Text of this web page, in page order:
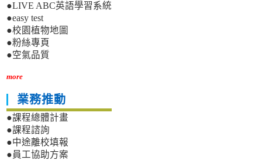
●LIVE ABC英語學習系統
●easy test
●校園植物地圖
●粉絲專頁
●空氣品質
more
業務推動
●課程總體計畫
●課程諮詢
●中途離校填報
●員工協助方案